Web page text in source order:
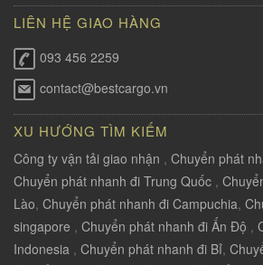
LIÊN HỆ GIAO HÀNG
093 456 2259
contact@bestcargo.vn
XU HƯỚNG TÌM KIẾM
Công ty vận tải giao nhận , Chuyển phát
Chuyển phát nhanh đi Trung Quốc ,
Lào, Chuyển phát nhanh đi Campuchia,
singapore , Chuyển phát nhanh đi Ấn Độ ,
Indonesia , Chuyển phát nhanh đi Bỉ,